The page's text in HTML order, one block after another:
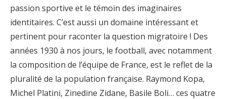
passion sportive et le témoin des imaginaires
identitaires. C’est aussi un domaine intéressant et
pertinent pour raconter la question migratoire ! Des
années 1930 à nos jours, le football, avec notamment
la composition de l’équipe de France, est le reflet de la
pluralité de la population française. Raymond Kopa,
Michel Platini, Zinedine Zidane, Basile Boli… ces quatre